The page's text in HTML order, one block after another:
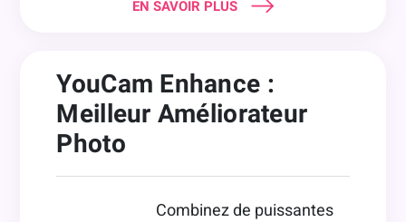
EN SAVOIR PLUS
YouCam Enhance :
Meilleur Améliorateur
Photo
Combinez de puissantes